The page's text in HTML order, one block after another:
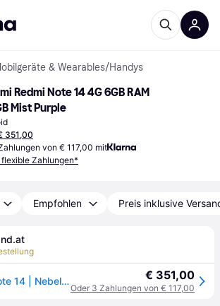
& Wearables/Handys
Redmi Note 14 4G 6GB RAM
Mist Purple
351,00
von € 117,00 mit
flexible Zahlungen*
Empfohlen Preis inklusive
Xiaomi Redmi | Note 14 | Nebelviolett | 6,67" | AMOLED | 2400 x 1080 Pixel | Mediatek | Interner RAM 6 GB | 128 GB | Dual-SIM | 4G | Auflösung der Hauptkamera 108+2+2 MP | Auflösung der Sekundärkamera 20 € 351,00
Oder 3 Zahlungen von € 117,00